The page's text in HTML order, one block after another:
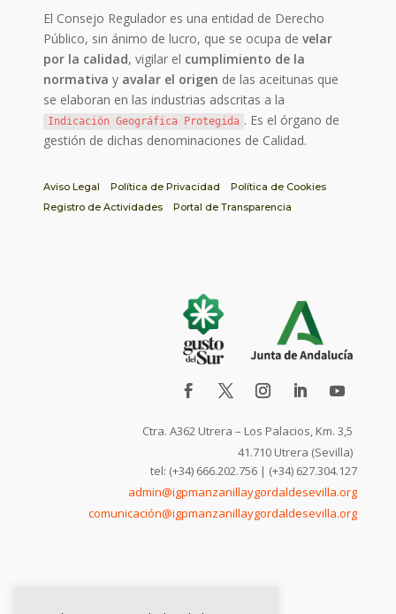
El Consejo Regulador es una entidad de Derecho
Público, sin ánimo de lucro, que se ocupa develar
por la calidad, vigilar el cumplimiento de la
normativa y avalar el origen de las aceitunas que
se elaboran en las industrias adscritas a la
Indicación Geográfica Protegida . Es el órgano de
gestión de dichas denominaciones de Calidad.
Aviso Legal Política de Privacidad
Política de Cookies
Registro de Actividades
Portal de Transparencia
Ctra. A362 Utrera – Los Palacios, Km. 3,5
41.710 Utrera (Sevilla)
tel: (+34) 666.202.756 | (+34) 627.304.127
admin@igpmanzanillaygordaldesevilla.org
comunicación@igpmanzanillaygordaldesevilla.org